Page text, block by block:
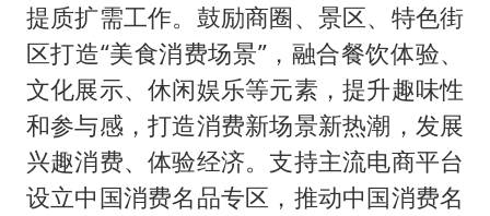
提质扩需工作。鼓励商圈、景区、特色街
区打造“美食消费场景”，融合餐饮体验、
文化展示、休闲娱乐等元素，提升趣味性
和参与感，打造消费新场景新热潮，发展
兴趣消费、体验经济。支持主流电商平台
设立中国消费名品专区，推动中国消费名